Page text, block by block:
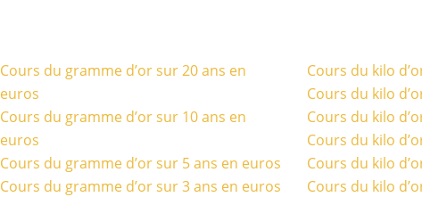
Cours du gramme d’or sur 20 ans en
euros
Cours du gramme d’or sur 10 ans en
euros
Cours du gramme d’or sur 5 ans en euros
Cours du gramme d’or sur 3 ans en euros
Cours du kilo
Cours du kilo
Cours du kilo
Cours du kilo
Cours du kilo
Cours du kilo